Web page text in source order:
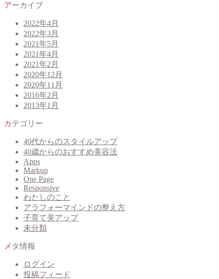
アーカイブ
2022年4月
2022年3月
2021年5月
2021年4月
2021年2月
2020年12月
2020年11月
2016年2月
2013年1月
カテゴリー
40代からのスタイルアップ
40歳からのおすすめ美容法
Apps
Markup
One Page
Responsive
わたしのこと
アラフォーマインドの整え方
子育て美アップ
未分類
メタ情報
ログイン
投稿フィード